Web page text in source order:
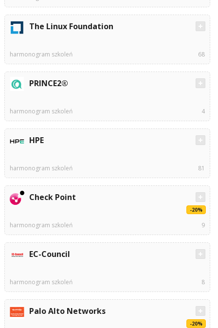
The Linux Foundation
harmonogram szkoleń 68
PRINCE2®
harmonogram szkoleń 4
HPE
harmonogram szkoleń 81
Check Point
-20%
harmonogram szkoleń 9
EC-Council
harmonogram szkoleń 8
Palo Alto Networks
-20%